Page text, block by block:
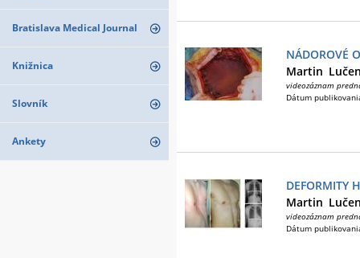
Bratislava Medical Journal
Knižnica
Slovník
Ankety
NÁDOROVÉ
Martin
videozáznam
Dátum
DEFORMITY
Martin
videozáznam
Dátum